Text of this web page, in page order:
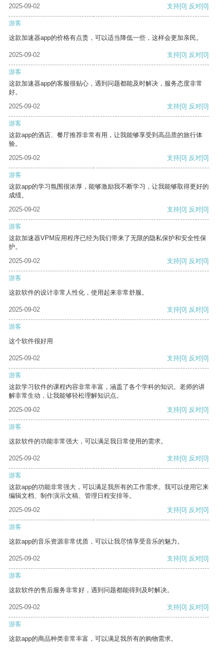
2025-09-02
支持[0] 反对[0]
游客
这款加速器app的价格有点贵，可以适当降低一些，这样会更加亲民。
2025-09-02 支持[0] 反对[0]
游客
这款加速器app的客服很贴心，遇到问题都能及时解决，服务态度非常
好。
2025-09-02
支持[0] 反对[0]
游客
这款app的酒店、餐厅推荐非常有用，让我能够享受到高品质的旅行体
验。
2025-09-02
支持[0] 反对[0]
游客
这款app的学习氛围很浓厚，能够激励我不断学习，让我能够取得更好的
成绩。
2025-09-02
支持[0] 反对[0]
游客
这款加速器VPM应用程序已经为我们带来了无限的隐私保护和安全性保
护。
2025-09-02
支持[0] 反对[0]
游客
这款软件的设计非常人性化，使用起来非常舒服。
2025-09-02 支持[0] 反对[0]
游客
这个软件很好用
2025-09-02 支持[0] 反对[0]
游客
这款学习软件的课程内容非常丰富，涵盖了各个学科的知识。老师的讲
解非常生动，让我能够轻松理解知识点。
2025-09-02
支持[0] 反对[0]
游客
这款软件的功能非常强大，可以满足我日常使用的需求。
2025-09-02 支持[0] 反对[0]
游客
这款app的功能非常强大，可以满足我所有的工作需求。我可以使用它来
编辑文档、制作演示文稿、管理日程安排等。
2025-09-02
支持[0] 反对[0]
游客
这款app的音乐资源非常优质，可以让我尽情享受音乐的魅力。
2025-09-02 支持[0] 反对[0]
游客
这款软件的售后服务非常好，遇到问题都能得到及时解决。
2025-09-02 支持[0] 反对[0]
游客
这款app的商品种类非常丰富，可以满足我所有的购物需求。